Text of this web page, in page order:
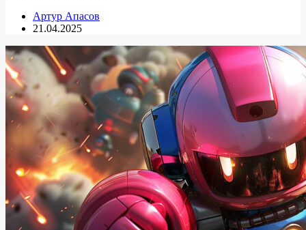
Артур Апасов
21.04.2025